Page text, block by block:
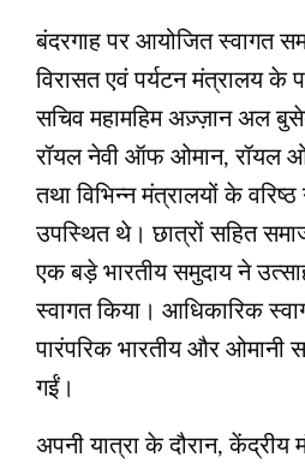
बंदरगाह पर आयोजित स्वागत
विरासत एवं पर्यटन मंत्रालय के
सचिव महामहिम अज़्ज़ान अल
रॉयल नेवी ऑफ ओमान, रॉयल
तथा विभिन्न मंत्रालयों के
उपस्थित थे। छात्रों सहित
एक बड़े भारतीय समुदाय ने
स्वागत किया। आधिकारिक
पारंपरिक भारतीय और ओमानी
गईं।
अपनी यात्रा के दौरान, केंद्रीय